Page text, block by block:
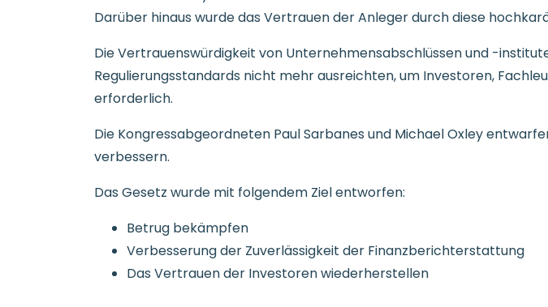
Darüber hinaus wurde das Vertrauen der Anleger durch diese
Die Vertrauenswürdigkeit von Unternehmensabschlüssen und -
Regulierungsstandards nicht mehr ausreichten, um Investoren,
erforderlich.
Die Kongressabgeordneten Paul Sarbanes und Michael Oxley
verbessern.
Das Gesetz wurde mit folgendem Ziel entworfen:
Betrug bekämpfen
Verbesserung der Zuverlässigkeit der Finanzberichterstattung
Das Vertrauen der Investoren wiederherstellen